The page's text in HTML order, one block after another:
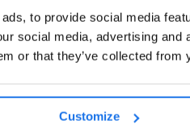
to provide social media
social media, advertising
or that they’ve collected
Customize